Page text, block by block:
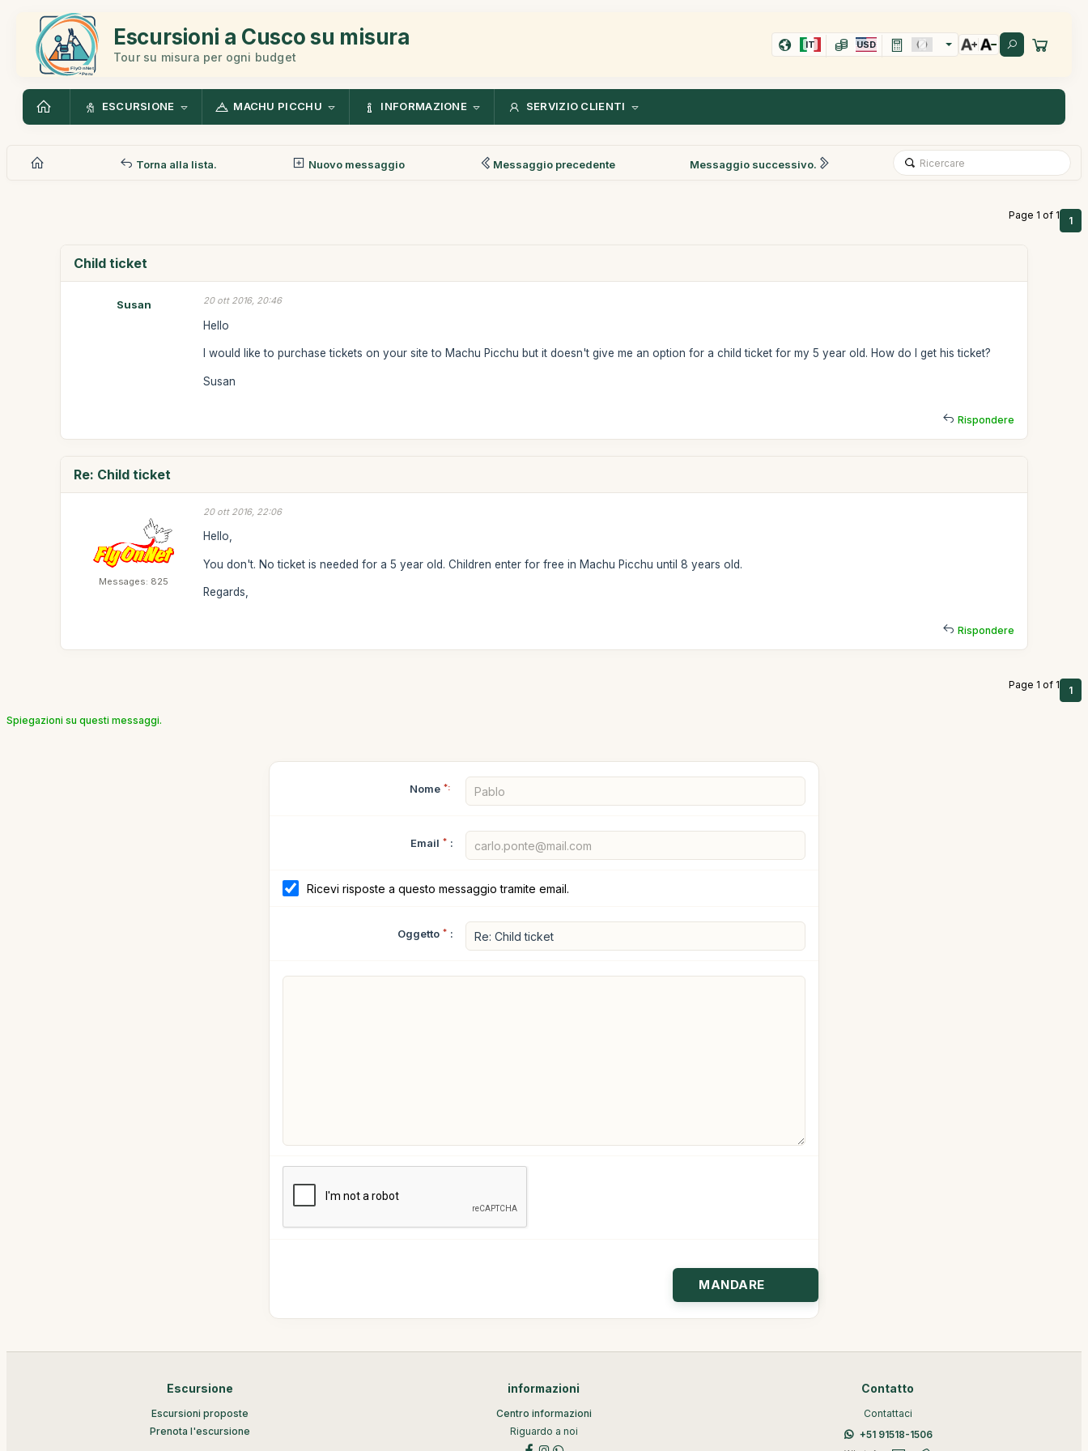
Escursioni a Cusco su misura
Tour su misura per ogni budget
IT USD
ESCURSIONE MACHU PICCHU INFORMAZIONE SERVIZIO CLIENTI
Torna alla lista. Nuovo messaggio Messaggio precedente Messaggio successivo.
Page 1 of 1 1
Child ticket
Susan 20 ott 2016, 20:46
Hello
I would like to purchase tickets on your site to Machu Picchu but it doesn't give me an option for a child ticket for my 5 year old. How do I get his ticket?
Susan
Rispondere
Re: Child ticket
Messages: 825
20 ott 2016, 22:06
Hello,
You don't. No ticket is needed for a 5 year old. Children enter for free in Machu Picchu until 8 years old.
Regards,
Rispondere
Page 1 of 1 1
Spiegazioni su questi messaggi.
Nome *:
Email * :
Ricevi risposte a questo messaggio tramite email.
Oggetto * :
Escursione
Escursioni proposte
Prenota l'escursione
informazioni
Centro informazioni
Riguardo a noi
Contatto
Contattaci
+51 91518-1506